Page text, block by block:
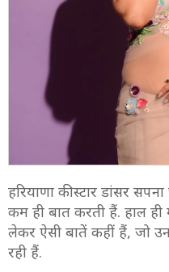
हरियाणा की स्टार डांसर
कम ही बात करती हैं. हाल
लेकर ऐसी बातें कहीं हैं, जो
रही हैं.